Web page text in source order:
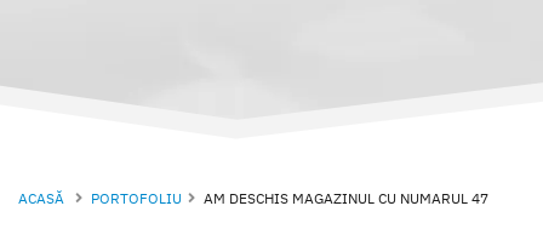
ACASĂ PORTOFOLIU AM DESCHIS MAGAZINUL CU NUMARUL 47